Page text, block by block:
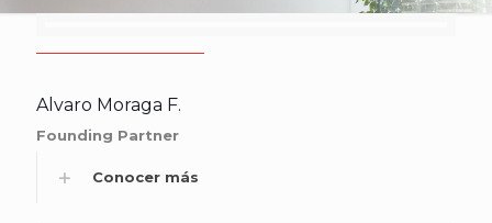
Alvaro Moraga F.
Founding Partner
Conocer más